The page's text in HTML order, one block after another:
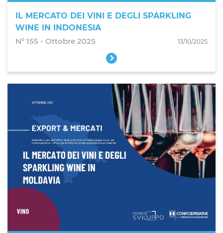
IL MERCATO DEI VINI E DEGLI SPARKLING
WINE IN INDONESIA
N° 155 - Ottobre 2025
13/10/2025